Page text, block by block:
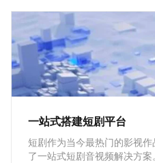
一站式搭建短剧平台
短剧作为当今最热门的影视
了一站式短剧音视频解决方